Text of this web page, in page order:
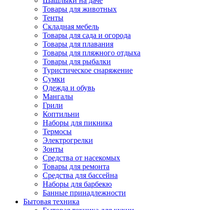
Товары для животных
Тенты
Складная мебель
Товары для сада и огорода
Товары для плавания
Товары для пляжного отдыха
Товары для рыбалки
Туристическое снаряжение
Сумки
Одежда и обувь
Мангалы
Грили
Коптильни
Наборы для пикника
Термосы
Электрогрелки
Зонты
Средства от насекомых
Товары для ремонта
Средства для бассейна
Наборы для барбекю
Банные принадлежности
Бытовая техника